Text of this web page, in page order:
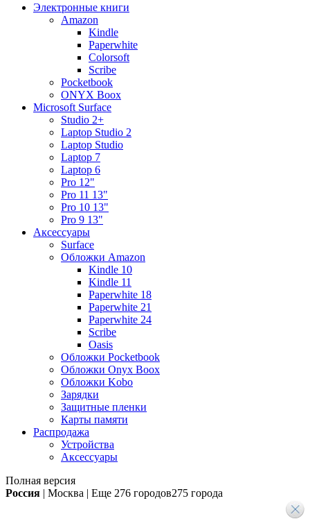
Электронные книги
Amazon
Kindle
Paperwhite
Colorsoft
Scribe
Pocketbook
ONYX Boox
Microsoft Surface
Studio 2+
Laptop Studio 2
Laptop Studio
Laptop 7
Laptop 6
Pro 12"
Pro 11 13"
Pro 10 13"
Pro 9 13"
Аксессуары
Surface
Обложки Amazon
Kindle 10
Kindle 11
Paperwhite 18
Paperwhite 21
Paperwhite 24
Scribe
Oasis
Обложки Pocketbook
Обложки Onyx Boox
Обложки Kobo
Зарядки
Защитные пленки
Карты памяти
Распродажа
Устройства
Аксессуары
Полная версия
Россия | Москва | Еще 276 городов275 города